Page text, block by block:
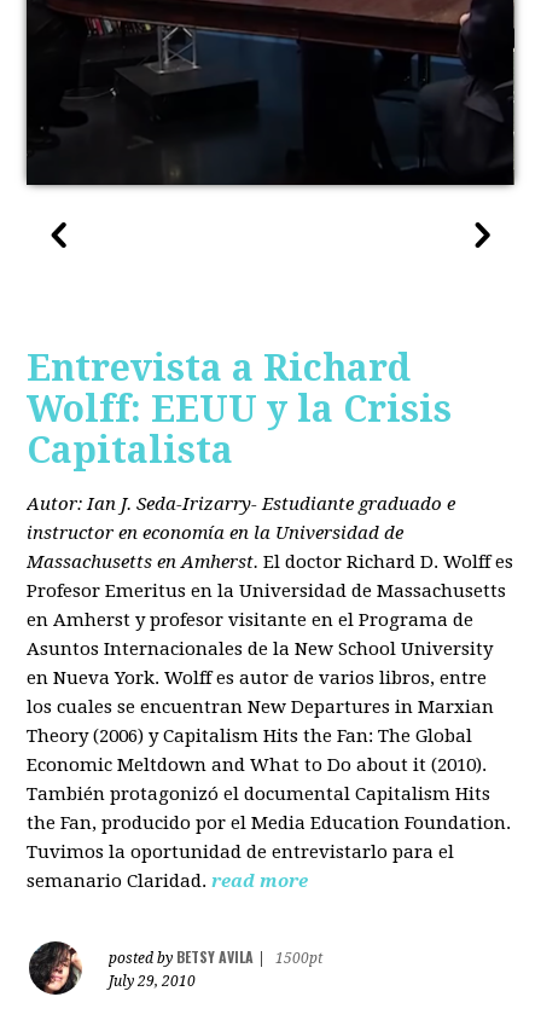
Entrevista a Richard
Wolff: EEUU y la Crisis
Capitalista
Autor: Ian J. Seda-Irizarry- Estudiante graduado e
instructor en economía en la Universidad de
Massachusetts en Amherst. El doctor Richard D. Wolff es
Profesor Emeritus en la Universidad de Massachusetts
en Amherst y profesor visitante en el Programa de
Asuntos Internacionales de la New School University
en Nueva York. Wolff es autor de varios libros, entre
los cuales se encuentran New Departures in Marxian
Theory (2006) y Capitalism Hits the Fan: The Global
Economic Meltdown and What to Do about it (2010).
También protagonizó el documental Capitalism Hits
the Fan, producido por el Media Education Foundation.
Tuvimos la oportunidad de entrevistarlo para el
semanario Claridad. read more
posted by BETSY AVILA
1500pt
July 29, 2010